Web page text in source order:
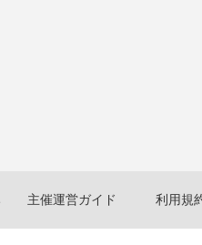
主催運営ガイド 利用規